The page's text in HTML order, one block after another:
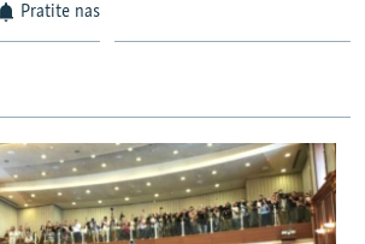
Pratite nas